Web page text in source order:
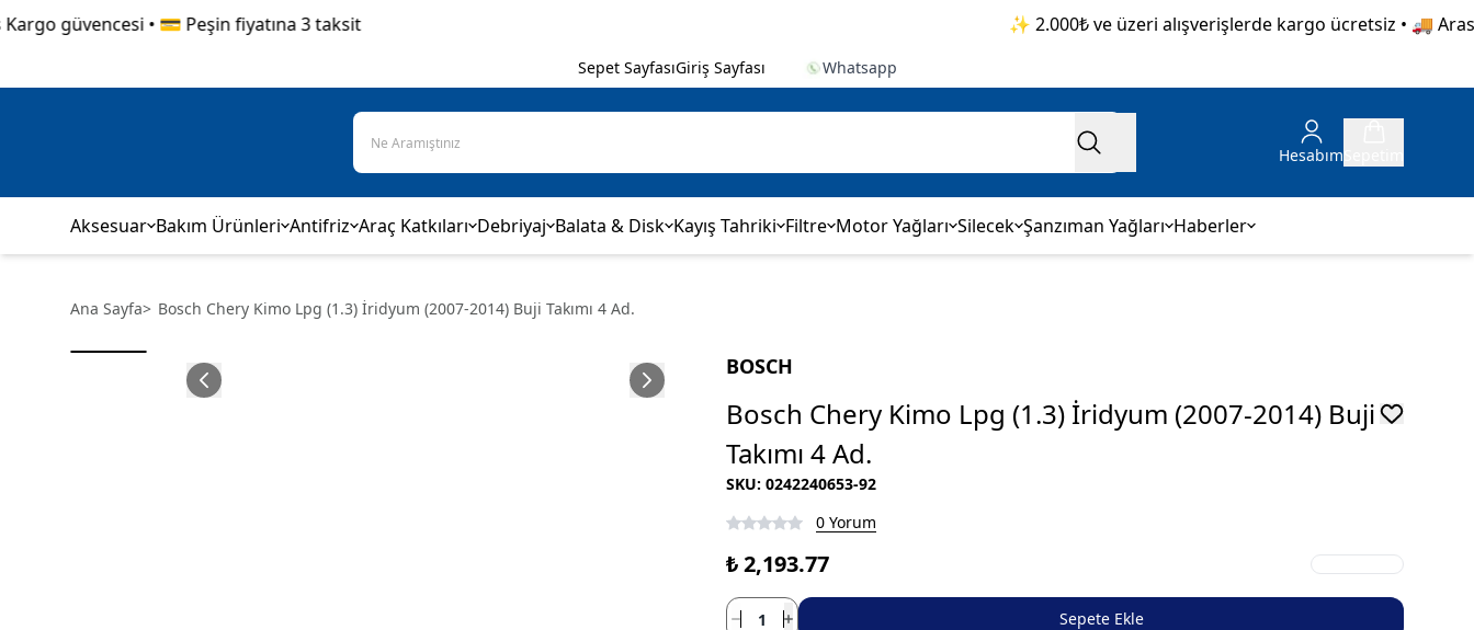
güvencesi • 💳 Peşin fiyatına 3 taksit ✨ 2.000₺ ve üzeri alışverişlerde kargo ücretsiz • 🚚 Aras
Sepet SayfasıGiriş Sayfası Whatsapp
Hesabım
Aksesuar Bakım Ürünleri Antifriz Araç Katkıları Debriyaj Balata & Disk Kayış Tahriki Filtre Motor Yağları Silecek Şanzıman Yağları Haberler
Ana Sayfa> Bosch Chery Kimo Lpg (1.3) İridyum (2007-2014) Buji Takımı 4 Ad.
BOSCH
Bosch Chery Kimo Lpg (1.3) İridyum (2007-2014) Buji
Takımı 4 Ad.
SKU: 0242240653-92
0 Yorum
₺ 2,193.77
Sepete Ekle